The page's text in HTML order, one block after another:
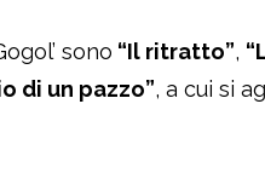
sono “Il ritratto”,
di un pazzo”, a cui si